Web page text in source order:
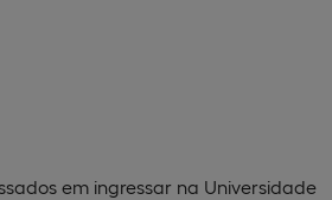
em ingressar na Universidade